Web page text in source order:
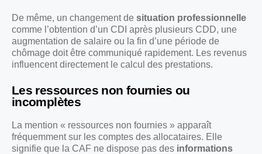
De même, un changement de situation professionnelle
comme l’obtention d’un CDI après plusieurs CDD, une
augmentation de salaire ou la fin d’une période de
chômage doit être communiqué rapidement. Les revenus
influencent directement le calcul des prestations.
Les ressources non fournies ou
incomplètes
La mention « ressources non fournies » apparaît
fréquemment sur les comptes des allocataires. Elle
signifie que la CAF ne dispose pas des informations